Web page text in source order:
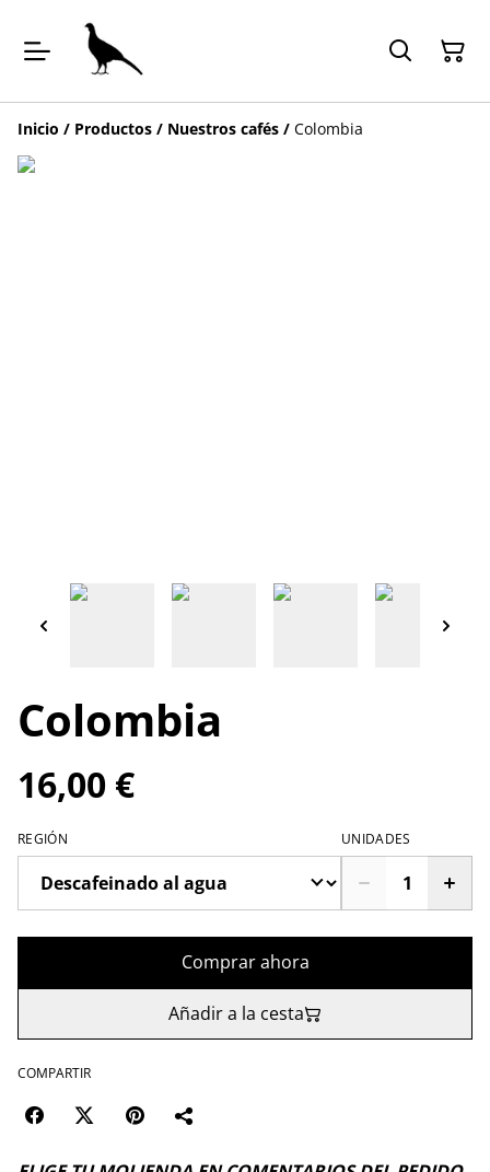
Inicio / Productos / Nuestros cafés / Colombia
Colombia
16,00 €
REGIÓN UNIDADES
Comprar ahora
Añadir a la cesta
COMPARTIR